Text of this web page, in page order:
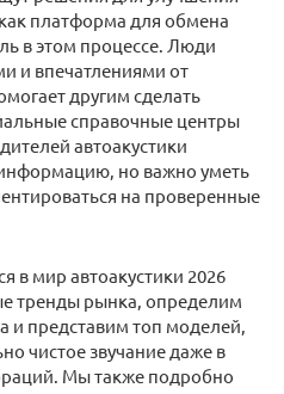
как платформа для обмена
в этом процессе. Люди
и впечатлениями от
другим сделать
справочные центры
автоакустики
но важно уметь
на проверенные
в мир автоакустики 2026
тренды рынка, определим
и представим топ моделей,
чистое звучание даже в
Мы также подробно